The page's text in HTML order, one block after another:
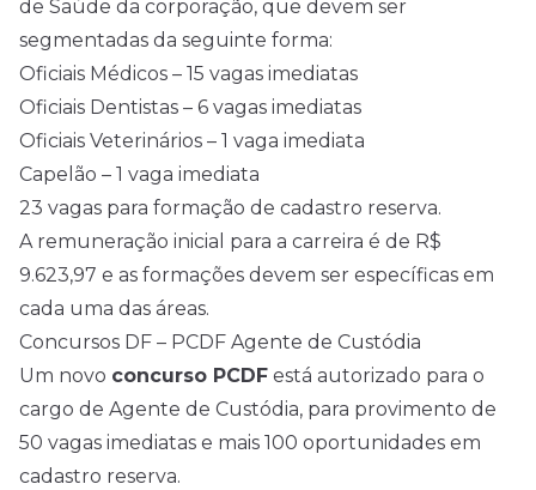
de Saúde da corporação, que devem ser
segmentadas da seguinte forma:
Oficiais Médicos – 15 vagas imediatas
Oficiais Dentistas – 6 vagas imediatas
Oficiais Veterinários – 1 vaga imediata
Capelão – 1 vaga imediata
23 vagas para formação de cadastro reserva.
A remuneração inicial para a carreira é de R$
9.623,97 e as formações devem ser específicas em
cada uma das áreas.
Concursos DF – PCDF Agente de Custódia
Um novo concurso PCDF está autorizado para o
cargo de Agente de Custódia, para provimento de
50 vagas imediatas e mais 100 oportunidades em
cadastro reserva.